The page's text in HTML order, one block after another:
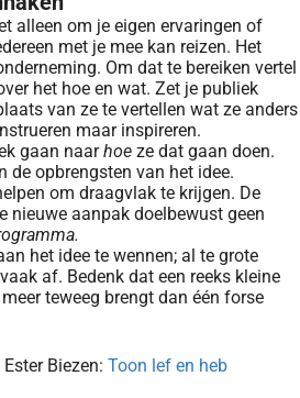
alleen om je eigen ervaringen of
met je mee kan reizen. Het
Om dat te bereiken vertel
het hoe en wat. Zet je publiek
van ze te vertellen wat ze anders
maar inspireren.
gaan naarhoe ze dat gaan doen.
de opbrengsten van het idee.
om draagvlak te krijgen. De
nieuwe aanpak doelbewust geen
het idee te wennen; al te grote
af. Bedenk dat een reeks kleine
teweeg brengt dan één forse
Biezen: Toon lef en heb